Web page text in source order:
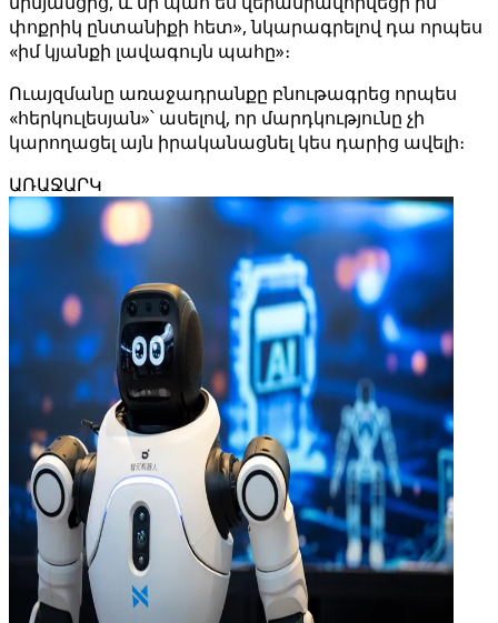
փոքրիկ ընտանիքի հետ», նկարագրելով դա որպես
«իմ կյանքի լավագույն պահը»։
Ուայզմանը առաջադրանքը բնութագրեց որպես
«հերկուլեսյան»՝ ասելով, որ մարդկությունը չի
կարողացել այն իրականացնել կես դարից ավելի։
ԱՌԱՋԱՐԿ